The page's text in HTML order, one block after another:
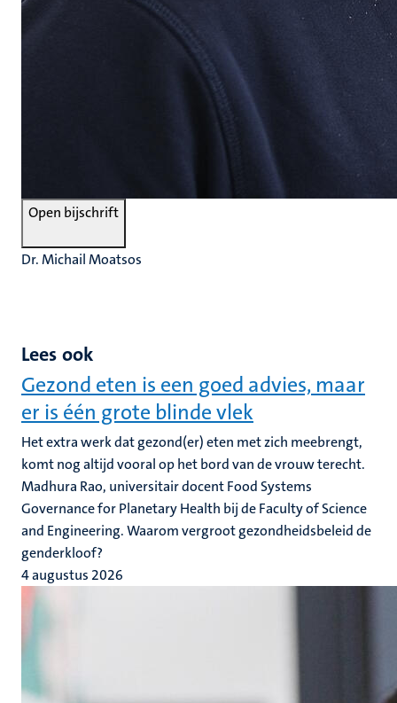
Open bijschrift
Dr. Michail Moatsos
Lees ook
Gezond eten is een goed advies, maar
er is één grote blinde vlek
Het extra werk dat gezond(er) eten met zich meebrengt,
komt nog altijd vooral op het bord van de vrouw terecht.
Madhura Rao, universitair docent Food Systems
Governance for Planetary Health bij de Faculty of Science
and Engineering. Waarom vergroot gezondheidsbeleid de
genderkloof?
4 augustus 2026